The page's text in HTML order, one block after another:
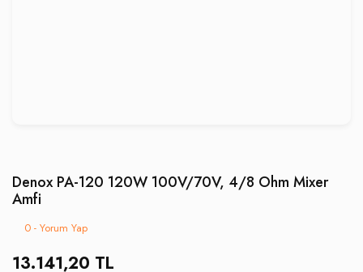
Denox PA-120 120W 100V/70V, 4/8 Ohm Mixer
Amfi
0 - Yorum Yap
13.141,20 TL